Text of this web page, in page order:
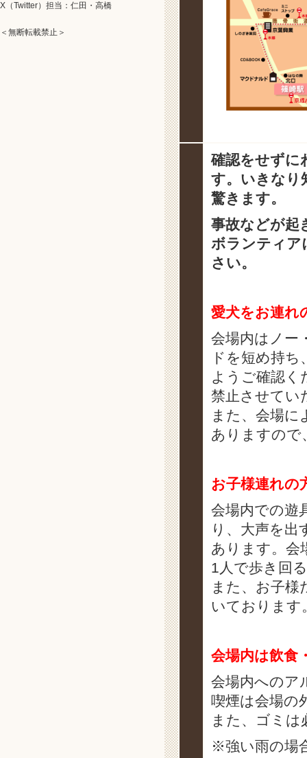
確認をせずに
す。 いきなり
驚きます。
事故などが起
ボランティア
さい。
愛犬をお連れ
会場内はノー
ドを短め持
ようご確認く
禁止させてい
また、会場に
ありますので
お子様連れの
会場内での遊
り、大声を出
あります。会
1人で歩き回
また、お子
いております
会場内は飲食
会場内へのア
喫煙は会場の
また、ゴミは
※強い雨の場
X（Twitter）担当：仁田・高橋
＜無断転載禁止＞